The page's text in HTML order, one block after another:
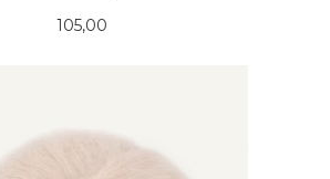
Pris
105,00